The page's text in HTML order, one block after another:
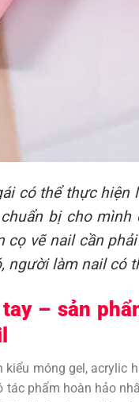
có thể thực hiện
bị cho mình
cọ vẽ nail cần
người làm nail có
– sản
kiểu móng gel, acrylic
tác phẩm hoàn hảo